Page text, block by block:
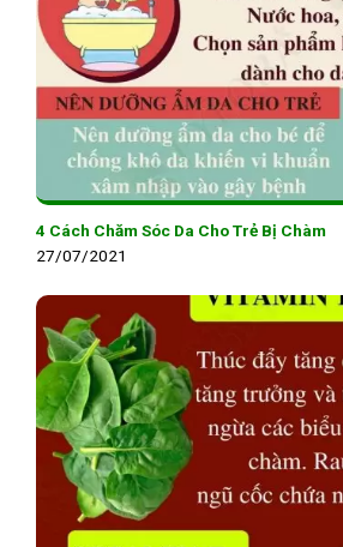
4 Cách Chăm Sóc Da Cho Trẻ Bị Chàm
27/07/2021